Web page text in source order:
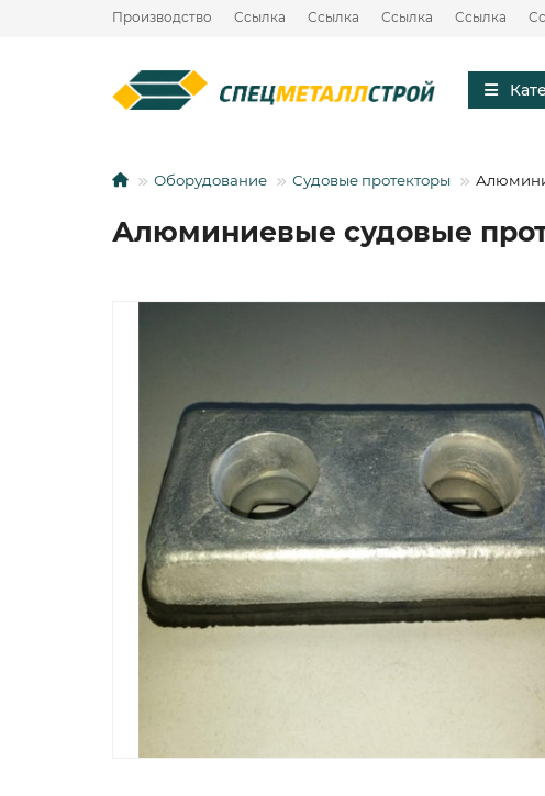
Производство Ссылка Ссылка Ссылка Ссылка
Оборудование Судовые протекторы
Алюминиевые судовые